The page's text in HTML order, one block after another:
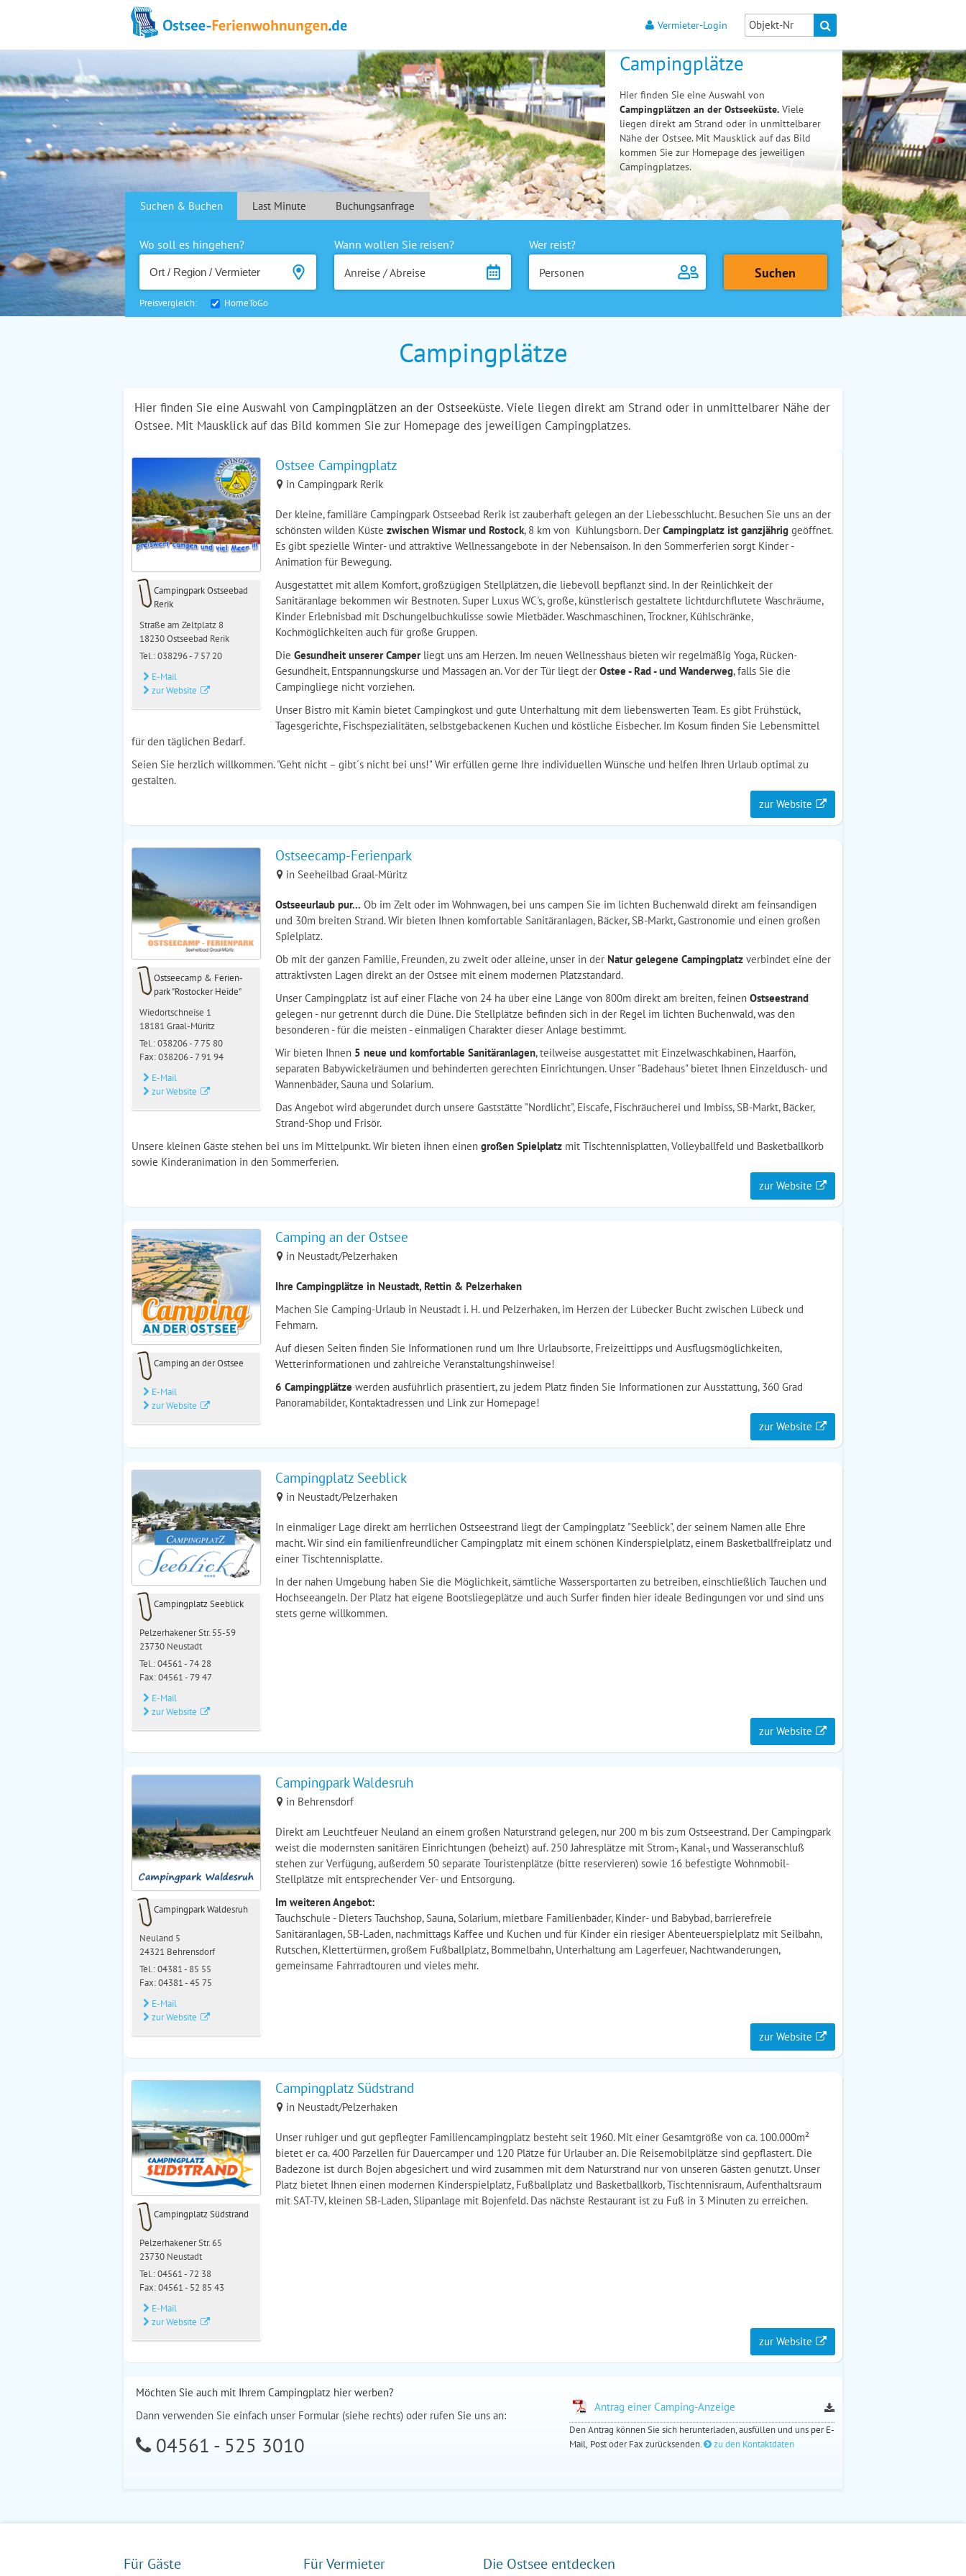
Campingplätze
Hier finden Sie eine Auswahl von
Campingplätzen an der Ostseeküste. Viele
liegen direkt am Strand oder in unmittelbarer
Nähe der Ostsee. Mit Mausklick auf das Bild
kommen Sie zur Homepage des jeweiligen
Campingplatzes.
Vermieter-Login
Suchen & Buchen Last Minute Buchungsanfrage
Wo soll es hingehen?
Wann wollen Sie reisen?
Anreise / Abreise
Wer reist?
Personen
Preisvergleich: HomeToGo
Campingplätze
Hier finden Sie eine Auswahl von Campingplätzen an der Ostseeküste. Viele liegen direkt am Strand oder in unmittelbarer Nähe der
Ostsee. Mit Mausklick auf das Bild kommen Sie zur Homepage des jeweiligen Campingplatzes.
Campingpark Ostseebad
Rerik
Straße am Zeltplatz 8
18230 Ostseebad Rerik
Tel.:038296 - 7 57 20
E-Mail
zur Website
Ostsee Campingplatz
in Campingpark Rerik
Der kleine, familiäre Campingpark Ostseebad Rerik ist zauberhaft gelegen an der Liebesschlucht. Besuchen Sie uns an der
schönsten wilden Küste zwischen Wismar und Rostock, 8 km von Kühlungsborn. Der Campingplatz ist ganzjährig geöffnet.
Es gibt spezielle Winter- und attraktive Wellnessangebote in der Nebensaison. In den Sommerferien sorgt Kinder -
Animation für Bewegung.
Ausgestattet mit allem Komfort, großzügigen Stellplätzen, die liebevoll bepflanzt sind. In der Reinlichkeit der
Sanitäranlage bekommen wir Bestnoten. Super Luxus WC's, große, künstlerisch gestaltete lichtdurchflutete Waschräume,
Kinder Erlebnisbad mit Dschungelbuchkulisse sowie Mietbäder. Waschmaschinen, Trockner, Kühlschränke,
Kochmöglichkeiten auch für große Gruppen.
Die Gesundheit unserer Camperliegt uns am Herzen. Im neuen Wellnesshaus bieten wir regelmäßig Yoga, Rücken-
Gesundheit, Entspannungskurse und Massagen an. Vor der Tür liegt der Ostee - Rad - und Wanderweg, falls Sie die
Campingliege nicht vorziehen.
Unser Bistro mit Kamin bietet Campingkost und gute Unterhaltung mit dem liebenswerten Team. Es gibt Frühstück,
Tagesgerichte, Fischspezialitäten, selbstgebackenen Kuchen und köstliche Eisbecher. Im Kosum finden Sie Lebensmittel
für den täglichen Bedarf.
Seien Sie herzlich willkommen. "Geht nicht – gibt´s nicht bei uns!" Wir erfüllen gerne Ihre individuellen Wünsche und helfen Ihren Urlaub optimal zu
gestalten.
zur Website
Ostseecamp & Ferien­
park "Rostocker Heide"
Wiedortschneise 1
18181 Graal-Müritz
Tel.:038206 - 7 75 80
Fax: 038206 - 7 91 94
E-Mail
zur Website
Ostseecamp-Ferienpark
in Seeheilbad Graal-Müritz
Ostseeurlaub pur... Ob im Zelt oder im Wohnwagen, bei uns campen Sie im lichten Buchenwald direkt am feinsandigen
und 30m breiten Strand. Wir bieten Ihnen komfortable Sanitäranlagen, Bäcker, SB-Markt, Gastronomie und einen großen
Spielplatz.
Ob mit der ganzen Familie, Freunden, zu zweit oder alleine, unser in der Natur gelegene Campingplatz verbindet eine der
attraktivsten Lagen direkt an der Ostsee mit einem modernen Platzstandard.
Unser Campingplatz ist auf einer Fläche von 24 ha über eine Länge von 800m direkt am breiten, feinen Ostseestrand
gelegen - nur getrennt durch die Düne. Die Stellplätze befinden sich in der Regel im lichten Buchenwald, was den
besonderen - für die meisten - einmaligen Charakter dieser Anlage bestimmt.
Wir bieten Ihnen 5 neue und komfortable Sanitäranlagen, teilweise ausgestattet mit Einzelwaschkabinen, Haarfön,
separaten Babywickelräumen und behinderten gerechten Einrichtungen. Unser "Badehaus" bietet Ihnen Einzeldusch- und
Wannenbäder, Sauna und Solarium.
Das Angebot wird abgerundet durch unsere Gaststätte "Nordlicht", Eiscafe, Fischräucherei und Imbiss, SB-Markt, Bäcker,
Strand-Shop und Frisör.
Unsere kleinen Gäste stehen bei uns im Mittelpunkt. Wir bieten ihnen einen großen Spielplatz mit Tischtennisplatten, Volleyballfeld und Basketballkorb
sowie Kinderanimation in den Sommerferien.
zur Website
Camping an der Ostsee
E-Mail
zur Website
Camping an der Ostsee
in Neustadt/Pelzerhaken
Ihre Campingplätze in Neustadt, Rettin & Pelzerhaken
Machen Sie Camping-Urlaub in Neustadt i. H. und Pelzerhaken, im Herzen der Lübecker Bucht zwischen Lübeck und
Fehmarn.
Auf diesen Seiten finden Sie Informationen rund um Ihre Urlaubsorte, Freizeittipps und Ausflugsmöglichkeiten,
Wetterinformationen und zahlreiche Veranstaltungshinweise!
6 Campingplätze werden ausführlich präsentiert, zu jedem Platz finden Sie Informationen zur Ausstattung, 360 Grad
Panoramabilder, Kontaktadressen und Link zur Homepage!
zur Website
Campingplatz Seeblick
Pelzerhakener Str. 55-59
23730 Neustadt
Tel.:04561 - 74 28
Fax: 04561 - 79 47
E-Mail
zur Website
Campingplatz Seeblick
in Neustadt/Pelzerhaken
In einmaliger Lage direkt am herrlichen Ostseestrand liegt der Campingplatz "Seeblick", der seinem Namen alle Ehre
macht. Wir sind ein familienfreundlicher Campingplatz mit einem schönen Kinderspielplatz, einem Basketballfreiplatz und
einer Tischtennisplatte.
In der nahen Umgebung haben Sie die Möglichkeit, sämtliche Wassersportarten zu betreiben, einschließlich Tauchen und
Hochseeangeln. Der Platz hat eigene Bootsliegeplätze und auch Surfer finden hier ideale Bedingungen vor und sind uns
stets gerne willkommen.
zur Website
Campingpark Waldesruh
Neuland 5
24321 Behrensdorf
Tel.:04381 - 85 55
Fax: 04381 - 45 75
E-Mail
zur Website
Campingpark Waldesruh
in Behrensdorf
Direkt am Leuchtfeuer Neuland an einem großen Naturstrand gelegen, nur 200 m bis zum Ostseestrand. Der Campingpark
weist die modernsten sanitären Einrichtungen (beheizt) auf. 250 Jahresplätze mit Strom-, Kanal-, und Wasseranschluß
stehen zur Verfügung, außerdem 50 separate Touristenplätze (bitte reservieren) sowie 16 befestigte Wohnmobil-
Stellplätze mit entsprechender Ver- und Entsorgung.
Im weiteren Angebot:
Tauchschule - Dieters Tauchshop, Sauna, Solarium, mietbare Familienbäder, Kinder- und Babybad, barrierefreie
Sanitäranlagen, SB-Laden, nachmittags Kaffee und Kuchen und für Kinder ein riesiger Abenteuerspielplatz mit Seilbahn,
Rutschen, Klettertürmen, großem Fußballplatz, Bommelbahn, Unterhaltung am Lagerfeuer, Nachtwanderungen,
gemeinsame Fahrradtouren und vieles mehr.
zur Website
Campingplatz Südstrand
Pelzerhakener Str. 65
23730 Neustadt
Tel.:04561 - 72 38
Fax: 04561 - 52 85 43
E-Mail
zur Website
Campingplatz Südstrand
in Neustadt/Pelzerhaken
Unser ruhiger und gut gepflegter Familiencampingplatz besteht seit 1960. Mit einer Gesamtgröße von ca. 100.000m²
bietet er ca. 400 Parzellen für Dauercamper und 120 Plätze für Urlauber an. Die Reisemobilplätze sind gepflastert. Die
Badezone ist durch Bojen abgesichert und wird zusammen mit dem Naturstrand nur von unseren Gästen genutzt. Unser
Platz bietet Ihnen einen modernen Kinderspielplatz, Fußballplatz und Basketballkorb, Tischtennisraum, Aufenthaltsraum
mit SAT-TV, kleinen SB-Laden, Slipanlage mit Bojenfeld. Das nächste Restaurant ist zu Fuß in 3 Minuten zu erreichen.
zur Website
Möchten Sie auch mit Ihrem Campingplatz hier werben?
Dann verwenden Sie einfach unser Formular (siehe rechts) oder rufen Sie uns an:
04561 - 525 3010
Antrag einer Camping-Anzeige
Den Antrag können Sie sich herunterladen, ausfüllen und uns per E-
Mail, PostoderFax zurücksenden. zu den Kontaktdaten
Für Gäste Für Vermieter Die Ostsee entdecken